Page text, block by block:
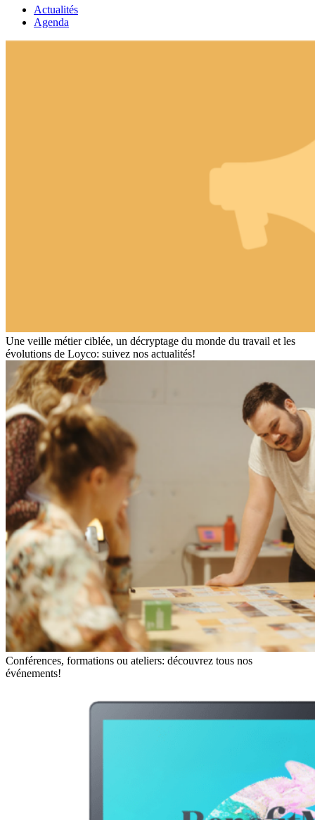
Actualités
Agenda
Une veille métier ciblée, un décryptage du monde du travail et les
évolutions de Loyco: suivez nos actualités!
Conférences, formations ou ateliers: découvrez tous nos
événements!